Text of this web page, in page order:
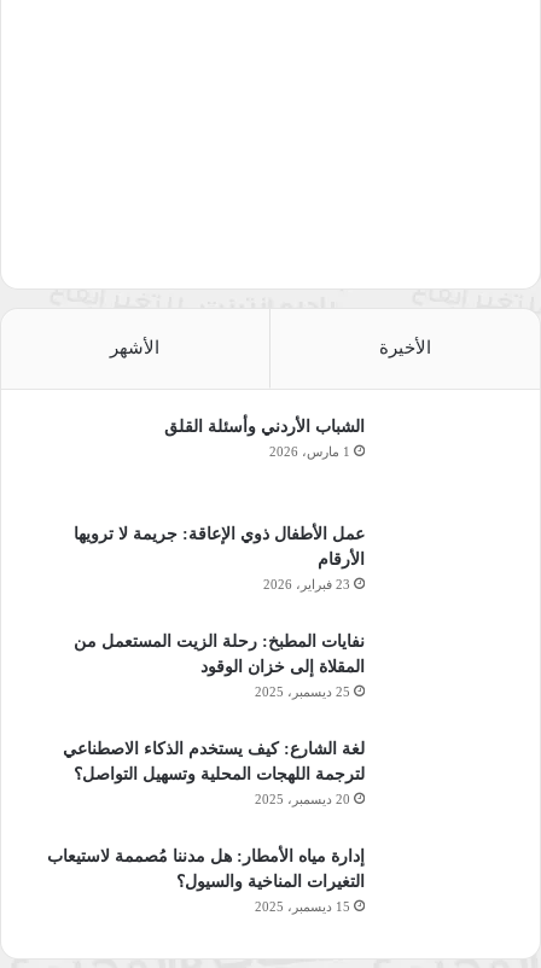
الأخيرة الأشهر
الشباب الأردني وأسئلة القلق
1 مارس، 2026
عمل الأطفال ذوي الإعاقة: جريمة لا ترويها
الأرقام
23 فبراير، 2026
نفايات المطبخ: رحلة الزيت المستعمل من
المقلاة إلى خزان الوقود
25 ديسمبر، 2025
لغة الشارع: كيف يستخدم الذكاء الاصطناعي
لترجمة اللهجات المحلية وتسهيل التواصل؟
20 ديسمبر، 2025
إدارة مياه الأمطار: هل مدننا مُصممة لاستيعاب
التغيرات المناخية والسيول؟
15 ديسمبر، 2025